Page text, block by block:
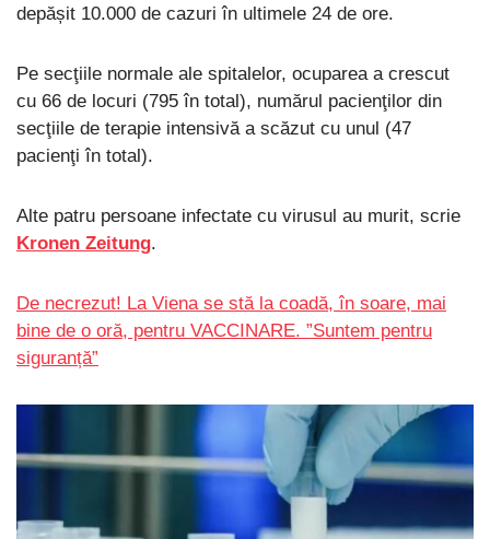
depășit 10.000 de cazuri în ultimele 24 de ore.
Pe secţiile normale ale spitalelor, ocuparea a crescut
cu 66 de locuri (795 în total), numărul pacienţilor din
secţiile de terapie intensivă a scăzut cu unul (47
pacienţi în total).
Alte patru persoane infectate cu virusul au murit, scrie
Kronen Zeitung.
De necrezut! La Viena se stă la coadă, în soare, mai
bine de o oră, pentru VACCINARE. ”Suntem pentru
siguranță”